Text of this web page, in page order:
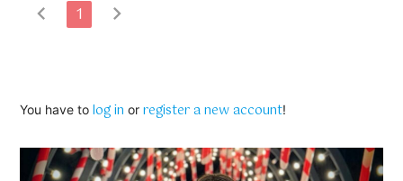
chevron_left 1 chevron_right
You have to log in orregister a new account!